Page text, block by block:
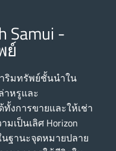
Samui -
ย์
าริมทรัพย์ชั้นนําใน
าหรูและ
งการขายและให้เช่า
เป็นเลิศ Horizon
นฐานะจุดหมายปลาย